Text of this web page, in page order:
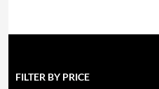
FILTER BY PRICE